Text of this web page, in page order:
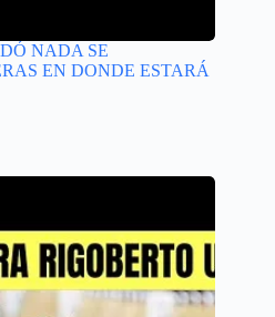
NADA SE
EN DONDE ESTARÁ